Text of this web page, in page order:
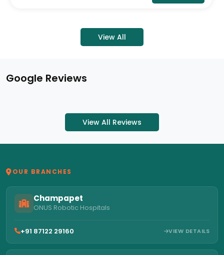
View All
Google Reviews
View All Reviews
OUR BRANCHES
Champapet
ONUS Robotic Hospitals
+91 87122 29160 VIEW DETAILS